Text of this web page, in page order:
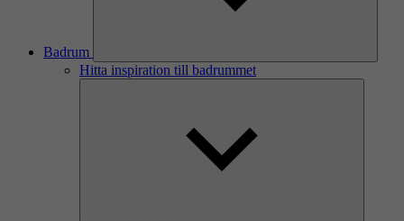
Badrum
Hitta inspiration till badrummet